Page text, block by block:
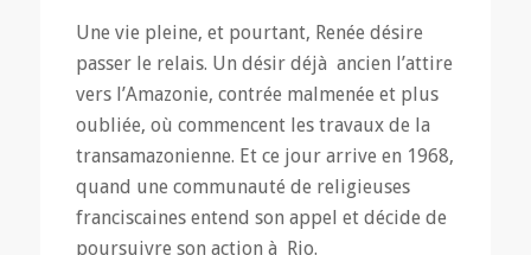
Une vie pleine, et pourtant, Renée désire
passer le relais. Un désir déjà ancien l’attire
vers l’Amazonie, contrée malmenée et plus
oubliée, où commencent les travaux de la
transamazonienne. Et ce jour arrive en 1968,
quand une communauté de religieuses
franciscaines entend son appel et décide de
poursuivre son action à Rio.